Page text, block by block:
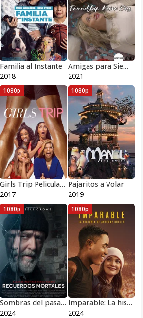
Familia al Instante
2018
Amigas para Siempre
2021
Girls Trip Pelicula Completa HD 1080p [MEGA] [LATINO] 2017
2017
1080p
Pajaritos a Volar
2019
1080p
Sombras del pasado
2024
1080p
Imparable: La historia de Anthony Robles
2024
1080p